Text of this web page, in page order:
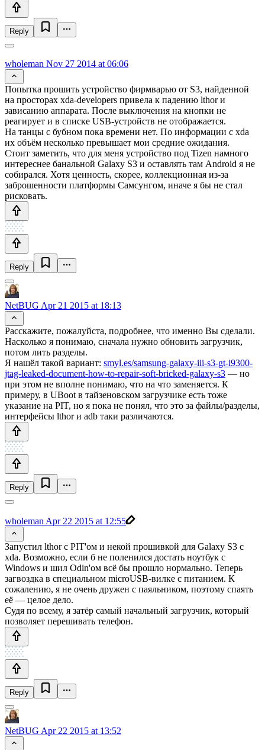
Reply
wholeman Nov 27 2014 at 06:06
Попытка прошить устройство фирмварью от S3, найденной
на просторах xda-developers привела к падению lthor и
зависанию аппарата. После выключения на кнопки не
реагирует и в списке USB-устройств не отображается.
На танцы с бубном пока времени нет. По информации с xda
их объём несколько превышает мои средние ожидания.
Стоит заметить, что для меня устройство под Tizen намного
интереснее банальной Galaxy S3 и оставлять там Android я не
собирался. Хотя ценность, скорее, коллекционная из-за
заброшенности платформы Самсунгом, иначе я бы не стал
рисковать.
Reply
NetBUG Apr 21 2015 at 18:13
Расскажите, пожалуйста, подробнее, что именно Вы сделали.
Насколько я понимаю, сначала нужно обновить загрузчик,
потом лить разделы.
Я нашёл такой вариант: smyl.es/samsung-galaxy-iii-s3-gt-i9300-
jtag-leaked-document-how-to-repair-soft-bricked-galaxy-s3 — но
при этом не вполне понимаю, что на что заменяется. К
примеру, в UBoot в тайзеновском загрузчике есть тоже
указание на PIT, но я пока не понял, что это за файлы/разделы,
интерфейсы lthor и adb таки различаются.
Reply
wholeman Apr 22 2015 at 12:55
Запустил lthor с PIT'ом и некой прошивкой для Galaxy S3 с
xda. Возможно, если б не поленился достать ноутбук с
Windows и шил Odin'ом всё бы прошло нормально. Теперь
загвоздка в специальном microUSB-вилке с питанием. К
сожалению, я не очень дружен с паяльником, поэтому спаять
её — целое дело.
Судя по всему, я затёр самый начальный загрузчик, который
позволяет перешивать телефон.
Reply
NetBUG Apr 22 2015 at 13:52